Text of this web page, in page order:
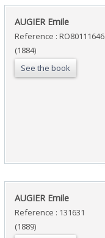
‎AUGIER Emile‎
Reference : RO80111646
(1884)
See the book
‎AUGIER Emile ‎
Reference : 131631
(1889)